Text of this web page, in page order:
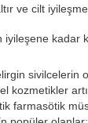
ve cilt
iyileşene kadar
sivilcelerin
kozmetikler
farmasötik